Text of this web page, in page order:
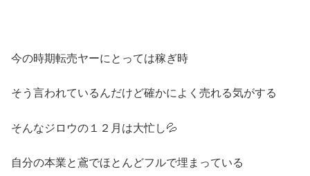
今の時期転売ヤーにとっては稼ぎ時
そう言われているんだけど確かによく売れる気がする
そんなジロウの１２月は大忙し💦
自分の本業と鳶でほとんどフルで埋まっている